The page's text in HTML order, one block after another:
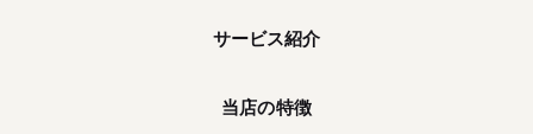
サービス紹介
当店の特徴